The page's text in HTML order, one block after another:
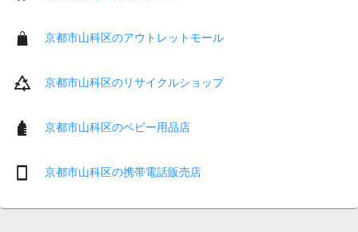
京都市山科区のアウトレットモール
京都市山科区のリサイクルショップ
京都市山科区のベビー用品店
京都市山科区の携帯電話販売店